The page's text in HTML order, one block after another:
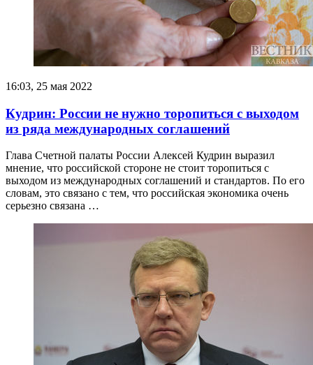
16:03, 25 мая 2022
Кудрин: России не нужно торопиться с выходом
из ряда международных соглашений
Глава Счетной палаты России Алексей Кудрин выразил
мнение, что российской стороне не стоит торопиться с
выходом из международных соглашений и стандартов. По его
словам, это связано с тем, что российская экономика очень
серьезно связана …